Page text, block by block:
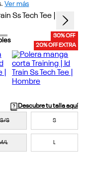
Ver más
30% OFF
20% OFF EXTRA
Descubre tu talla aquí
S S
L L